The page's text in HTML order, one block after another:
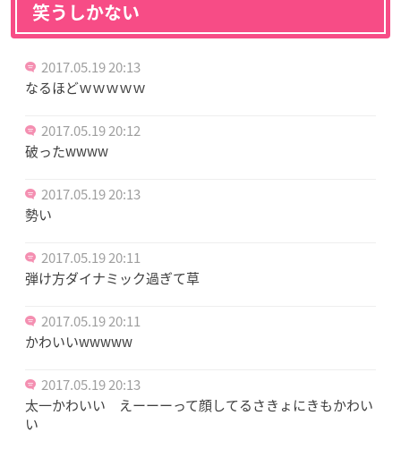
笑うしかない
2017.05.19 20:13
なるほどｗｗｗｗｗ
2017.05.19 20:12
破ったwwww
2017.05.19 20:13
勢い
2017.05.19 20:11
弾け方ダイナミック過ぎて草
2017.05.19 20:11
かわいいwwwww
2017.05.19 20:13
太一かわいい えーーーって顔してるさきょにきもかわい
い